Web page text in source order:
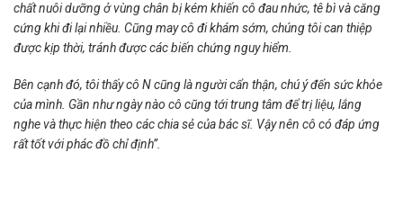
chất nuôi dưỡng ở vùng chân bị kém khiến cô đau nhức, tê bì và căng
cứng khi đi lại nhiều. Cũng may cô đi khám sớm, chúng tôi can thiệp
được kịp thời, tránh được các biến chứng nguy hiểm.
Bên cạnh đó, tôi thấy cô N cũng là người cẩn thận, chú ý đến sức khỏe
của mình. Gần như ngày nào cô cũng tới trung tâm để trị liệu, lắng
nghe và thực hiện theo các chia sẻ của bác sĩ. Vậy nên cô có đáp ứng
rất tốt với phác đồ chỉ định”.